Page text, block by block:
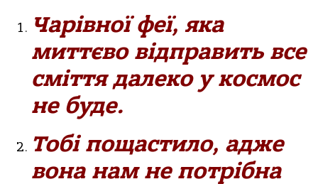
Чарівної феї, яка
миттєво відправить все
сміття далеко у космос
не буде.
Тобі пощастило, адже
вона нам не потрібна